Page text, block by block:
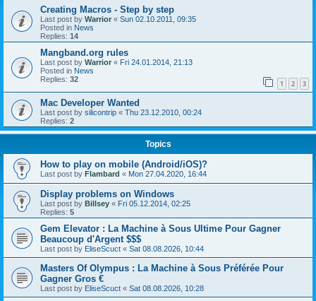
Creating Macros - Step by step
Last post by Warrior « Sun 02.10.2011, 09:35
Posted in News
Replies: 14
Mangband.org rules
Last post by Warrior « Fri 24.01.2014, 21:13
Posted in News
Replies: 32 1 2 3
Mac Developer Wanted
Last post by silicontrip « Thu 23.12.2010, 00:24
Replies: 2
Topics
How to play on mobile (Android/iOS)?
Last post by Flambard « Mon 27.04.2020, 16:44
Display problems on Windows
Last post by Billsey « Fri 05.12.2014, 02:25
Replies: 5
Gem Elevator : La Machine à Sous Ultime Pour Gagner
Beaucoup d'Argent $$$
Last post by EliseScuct « Sat 08.08.2026, 10:44
Masters Of Olympus : La Machine à Sous Préférée Pour
Gagner Gros €
Last post by EliseScuct « Sat 08.08.2026, 10:28